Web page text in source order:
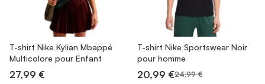
T-shirt Nike Kylian Mbappé
Multicolore pour Enfant
27,99 €
T-shirt Nike Sportswear Noir
pour homme
20,99 €24,99 €